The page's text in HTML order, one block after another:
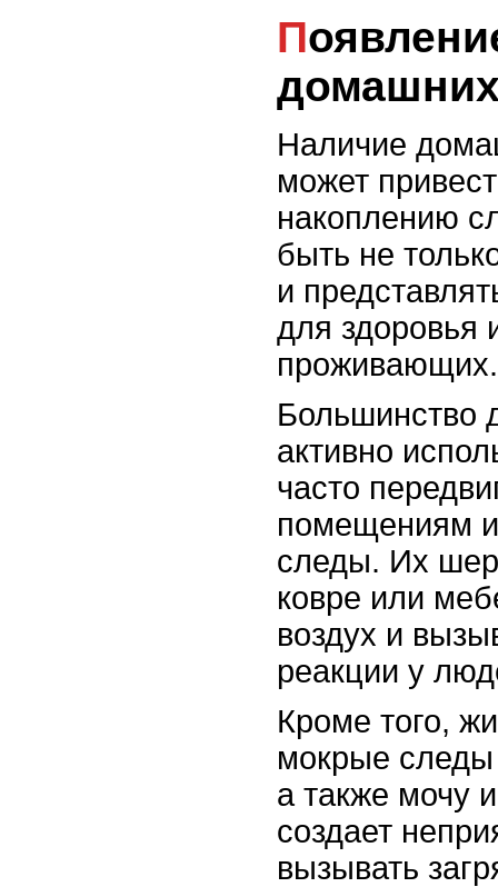
Появление и вред следов
Наличие
может
накоплению
быть не
и
для здоровья
проживающих.
Большинство
активно
часто
помещениям
следы. Их
ковре или
воздух и
реакции у
Кроме того,
мокрые следы
а также мочу
создает
вызывать